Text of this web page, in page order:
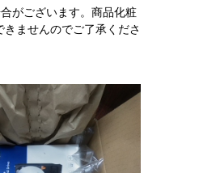
がございます。商品化粧
ませんのでご了承くださ